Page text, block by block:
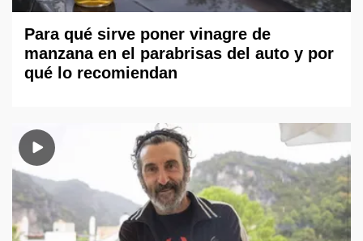
Para qué sirve poner vinagre de
manzana en el parabrisas del auto y por
qué lo recomiendan